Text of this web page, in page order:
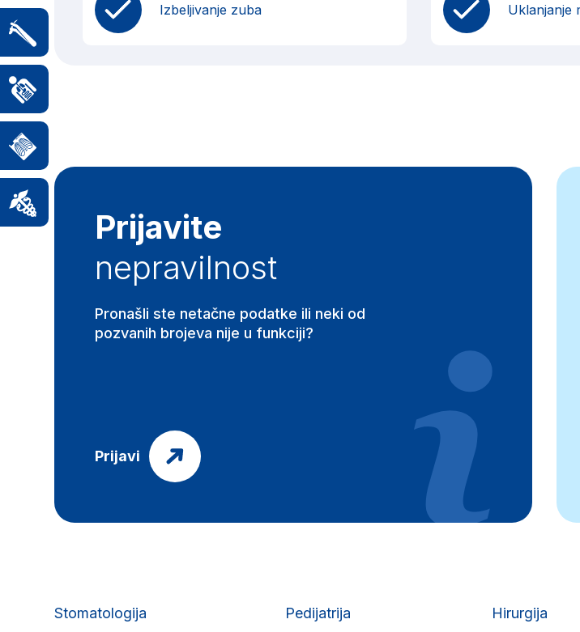
Izbeljivanje zuba Uklanjanje
Prijavite
nepravilnost
Pronašli ste netačne podatke ili neki od
pozvanih brojeva nije u funkciji?
Prijavi
Stomatologija
Pedijatrija
Hirurgija